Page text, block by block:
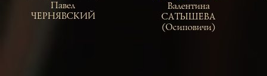
Павел
ЧЕРНЯВСКИЙ
Валентина
САТЫШЕВА
(Осиповичи)